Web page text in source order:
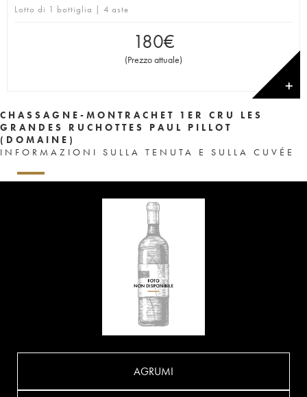
Lotto di 1 bottiglia | 4 aste
180€
(Prezzo attuale)
✕
CHASSAGNE-MONTRACHET 1ER CRU LES
GRANDES RUCHOTTES PAUL PILLOT
(DOMAINE)
INFORMAZIONI SULLA TENUTA E SULLA CUVÉE
AGRUMI